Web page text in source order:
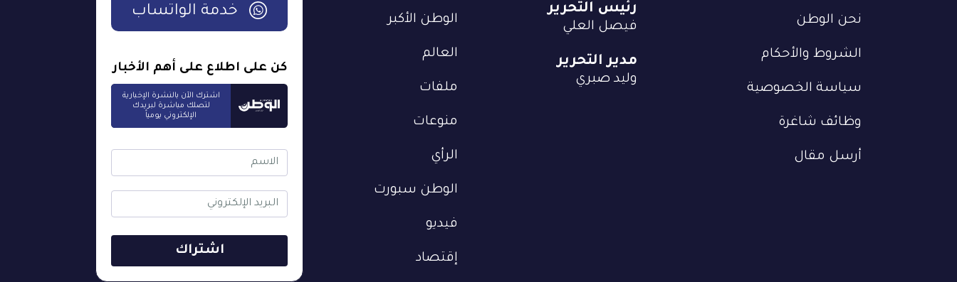
نحن الوطن
الشروط والأحكام
سياسة الخصوصية
وظائف شاغرة
أرسل مقال
الوطن الأكبر
العالم
ملفات
منوعات
الرأي
الوطن سبورت
فيديو
إقتصاد
رئيس التحرير
فيصل العلي
مدير التحرير
وليد صبري
خدمة الواتساب
كن على اطلاع على أهم الأخبار
اشترك الآن بالنشرة الإخبارية
لتصلك مباشرة لبريدك
الإلكتروني يومياً
اشتراك